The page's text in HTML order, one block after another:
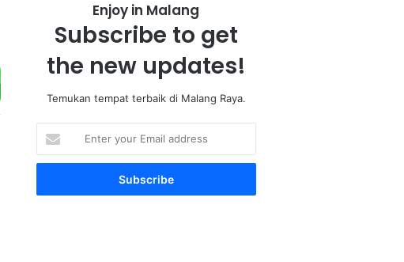
Enjoy in Malang
Subscribe to get
the new updates!
Temukan tempat terbaik di Malang Raya.
t
r